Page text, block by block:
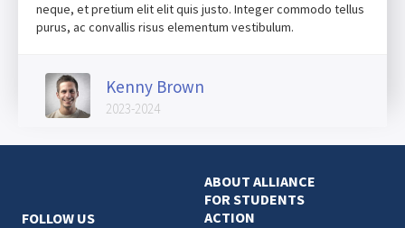
neque, et pretium elit elit quis justo. Integer commodo tellus
purus, ac convallis risus elementum vestibulum.
Kenny Brown
2023-2024
FOLLOW US
ABOUT ALLIANCE
FOR STUDENTS
ACTION